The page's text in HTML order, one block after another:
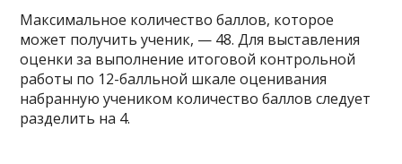
Максимальное количество баллов, которое
может получить ученик, — 48. Для выставления
оценки за выполнение итоговой контрольной
работы по 12-балльной шкале оценивания
набранную учеником количество баллов следует
разделить на 4.